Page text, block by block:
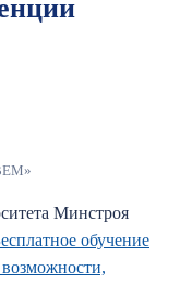
Минстроя
обучение